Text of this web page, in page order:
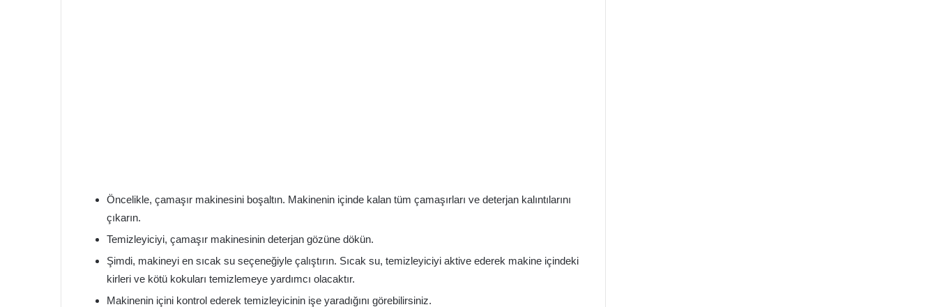
Öncelikle, çamaşır makinesini boşaltın. Makinenin içinde kalan tüm çamaşırları ve deterjan kalıntılarını
çıkarın.
Temizleyiciyi, çamaşır makinesinin deterjan gözüne dökün.
Şimdi, makineyi en sıcak su seçeneğiyle çalıştırın. Sıcak su, temizleyiciyi aktive ederek makine içindeki
kirleri ve kötü kokuları temizlemeye yardımcı olacaktır.
Makinenin içini kontrol ederek temizleyicinin işe yaradığını görebilirsiniz.